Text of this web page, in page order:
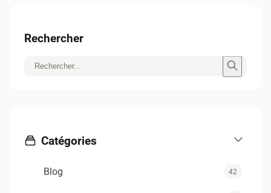
Rechercher
Catégories
Blog 42